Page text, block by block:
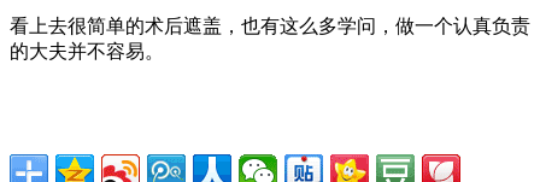
看上去很简单的术后遮盖，也有这么多学问，做一个认真负责
的大夫并不容易。